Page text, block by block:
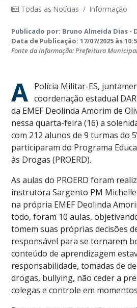
Todas as Notícias / Informação
Publicado por: Bruno Almeida Dias -
Data de Publicação: 17/07/2025 às
Fonte da Informação: Prefeitura
A Polícia Militar-ES,
coordenação estadual
da EMEF Deolinda Amorim de
nessa quarta-feira (16) a
com 212 alunos de 9 turmas do
participaram do Programa
às Drogas (PROERD).
As aulas do PROERD foram
instrutora Sargento PM
na própria EMEF Deolinda
todo, foram 10 aulas,
tomem suas próprias decisões
responsável para se tornarem
conteúdo de aprendizagem
responsabilidade, tomadas de
drogas, bullying, não ceder a
colegas e controle em